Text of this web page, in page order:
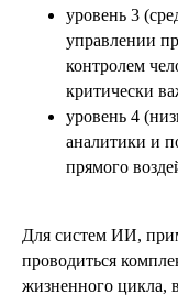
уровень 3
управлении
контролем
критически
уровень 4
аналитики и
прямого
Для систем ИИ,
проводиться
жизненного цикла,